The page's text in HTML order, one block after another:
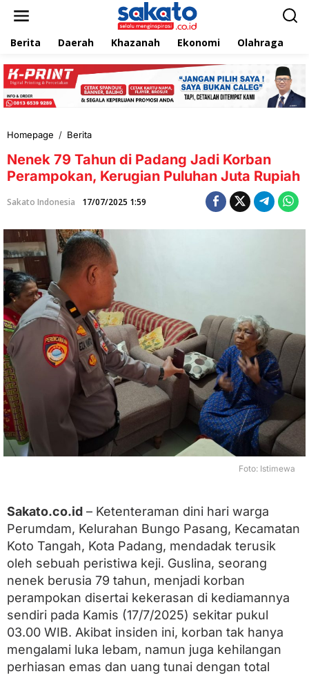
e
k
Berita Daerah Khazanah Ekonomi Olahraga
Homepage / Berita
n
k
7
a
h
u
n
d
P
a
d
a
n
g
a
r
P
r
a
p
o
k
n
,
K
e
r
Nenek 79 Tahun di Padang Jadi Korban
Perampokan, Kerugian Puluhan Juta Rupiah
Sakato Indonesia 17/07/2025 1:59
Foto: Istimewa
Sakato.co.id – Ketenteraman dini hari warga
Perumdam, Kelurahan Bungo Pasang, Kecamatan
Koto Tangah, Kota Padang, mendadak terusik
oleh sebuah peristiwa keji. Guslina, seorang
nenek berusia 79 tahun, menjadi korban
perampokan disertai kekerasan di kediamannya
sendiri pada Kamis (17/7/2025) sekitar pukul
03.00 WIB. Akibat insiden ini, korban tak hanya
mengalami luka lebam, namun juga kehilangan
perhiasan emas dan uang tunai dengan total